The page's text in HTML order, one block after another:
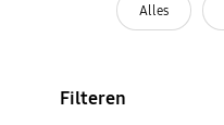
Alles
Filteren